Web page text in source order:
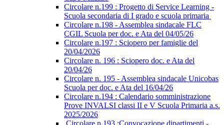
Circolare n.199 : Progetto di Service Learning -
Scuola secondaria di I grado e scuola primaria
Circolare n.198 - Assemblea sindacale FLC
CGIL Scuola per doc. e Ata del 04/05/26
Circolare n.197 : Sciopero per famiglie del
20/04/2026
Circolare n. 196 : Sciopero doc. e Ata del
20/04/26
Circolare n. 195 - Assemblea sindacale Unicobas
Scuola per doc. e Ata del 16/04/26
Circolare n.194 : Calendario somministrazione
Prove INVALSI classi II e V Scuola Primaria a.s.
2025/2026